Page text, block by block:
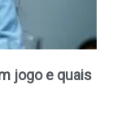
jogo e quais